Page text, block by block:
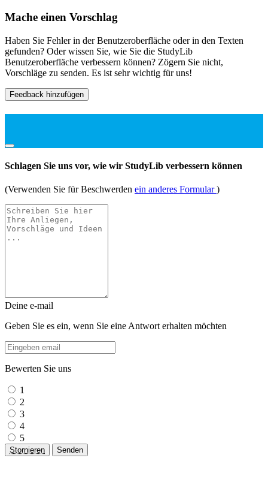
Mache einen Vorschlag
Haben Sie Fehler in der Benutzeroberfläche oder in den Texten
gefunden? Oder wissen Sie, wie Sie die StudyLib
Benutzeroberfläche verbessern können? Zögern Sie nicht,
Vorschläge zu senden. Es ist sehr wichtig für uns!
Feedback hinzufügen
Schlagen Sie uns vor, wie wir StudyLib verbessern können
(Verwenden Sie für Beschwerden ein anderes Formular)
Deine e-mail
Geben Sie es ein, wenn Sie eine Antwort erhalten möchten
Bewerten Sie uns
1
2
3
4
5
Stornieren Senden